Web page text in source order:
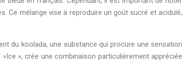
Ce mélange vise à reproduire un goût sucré et acidulé,
du koolada, une substance qui procure une sensation
», crée une combinaison particulièrement appréciée